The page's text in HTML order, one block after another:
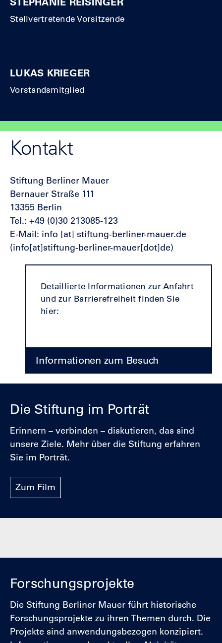
Stellvertretende Vorsitzende
LUKAS KRIEGER
Vorstandsmitglied
Kontakt
Stiftung Berliner Mauer
Bernauer Straße 111
13355 Berlin
Tel.: +49 (0)30 213085-123
E-Mail: info [at] stiftung-berliner-mauer.de
(info[at]stiftung-berliner-mauer[dot]de)
Detaillierte Informationen zur Anfahrt
und zur Barrierefreiheit finden Sie
hier:
Informationen zum Besuch
Die Stiftung im Porträt
Erinnern – verbinden – diskutieren, das sind
unsere Ziele. Mehr über die Stiftung erfahren
Sie im Porträt.
Zum Film
Forschungsprojekte
Die Stiftung Berliner Mauer führt historische
Forschungsprojekte zu ihren Themen durch. Die
Projekte sind anwendungsbezogen konzipiert.